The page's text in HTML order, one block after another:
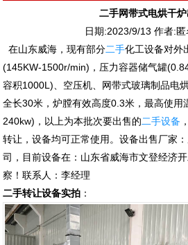
二手网带式电烘干
日期:2023/9/13 作者:匿
在山东威海，现有部分二手化工设备对外
(145KW-1500r/min)，压力容器储气罐
容积1000L)、空压机、网带式玻璃制品电
全长30米，炉膛有效高度0.3米，最高使
240kw)，以上为本批次要出售的二手设备
转让，设备均可正常使用。设备出售厂家
司，目前设备在：山东省威海市文登经济
察！联系人：李经理
二手转让设备实拍 ：